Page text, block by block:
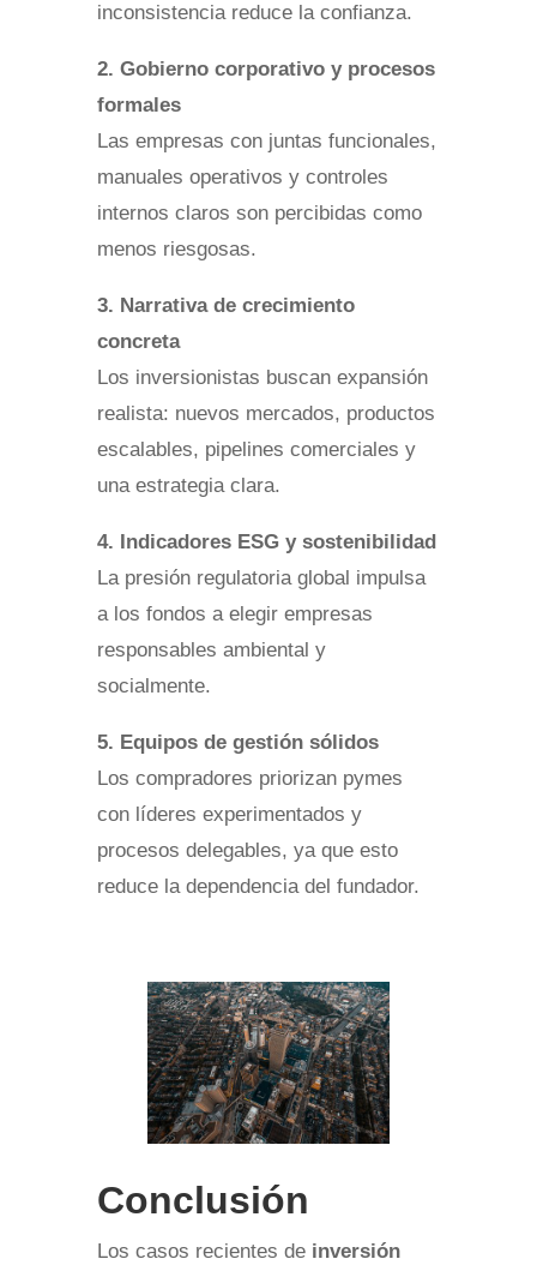
inconsistencia reduce la confianza.
2. Gobierno corporativo y procesos
formales
Las empresas con juntas funcionales,
manuales operativos y controles
internos claros son percibidas como
menos riesgosas.
3. Narrativa de crecimiento
concreta
Los inversionistas buscan expansión
realista: nuevos mercados, productos
escalables, pipelines comerciales y
una estrategia clara.
4. Indicadores ESG y sostenibilidad
La presión regulatoria global impulsa
a los fondos a elegir empresas
responsables ambiental y
socialmente.
5. Equipos de gestión sólidos
Los compradores priorizan pymes
con líderes experimentados y
procesos delegables, ya que esto
reduce la dependencia del fundador.
Conclusión
Los casos recientes de inversión